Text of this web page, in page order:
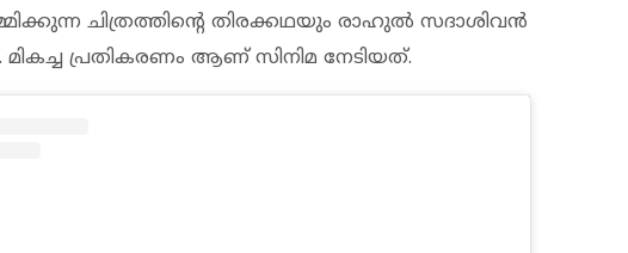
ചിത്രത്തിന്റെ തിരക്കഥയും രാഹുൽ സദാശിവൻ
പ്രതികരണം ആണ് സിനിമ നേടിയത്.